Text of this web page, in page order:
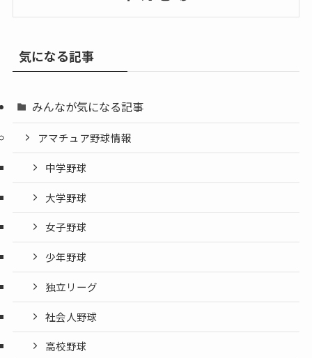
気になる記事
みんなが気になる記事
アマチュア野球情報
中学野球
大学野球
女子野球
少年野球
独立リーグ
社会人野球
高校野球